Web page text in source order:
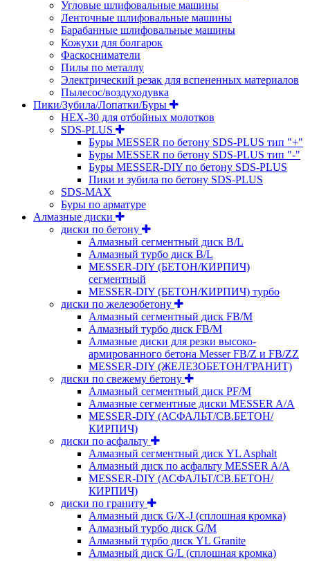
Угловые шлифовальные машины
Ленточные шлифовальные машины
Барабанные шлифовальные машины
Кожухи для болгарок
Фаскосниматели
Пилы по металлу
Электрический резак для вспененных материалов
Пылесос/воздуходувка
Пики/Зубила/Лопатки/Буры
HEX-30 для отбойных молотков
SDS-PLUS
Буры MESSER по бетону SDS-PLUS тип "+"
Буры MESSER по бетону SDS-PLUS тип "-"
Буры MESSER-DIY по бетону SDS-PLUS
Пики и зубила по бетону SDS-PLUS
SDS-MAX
Буры по арматуре
Алмазные диски
диски по бетону
Алмазный сегментный диск B/L
Алмазный турбо диск B/L
MESSER-DIY (БЕТОН/КИРПИЧ)
сегментный
MESSER-DIY (БЕТОН/КИРПИЧ) турбо
диски по железобетону
Алмазный сегментный диск FB/M
Алмазный турбо диск FB/M
Алмазные диски для резки высоко-
армированного бетона Messer FB/Z и FB/ZZ
MESSER-DIY (ЖЕЛЕЗОБЕТОН/ГРАНИТ)
диски по свежему бетону
Алмазный сегментный диск PF/M
Алмазные сегментные диски MESSER A/A
MESSER-DIY (АСФАЛЬТ/СВ.БЕТОН/
КИРПИЧ)
диски по асфальту
Алмазный сегментный диск YL Asphalt
Алмазный диск по асфальту MESSER A/A
MESSER-DIY (АСФАЛЬТ/СВ.БЕТОН/
КИРПИЧ)
диски по граниту
Алмазный диск G/X-J (сплошная кромка)
Алмазный турбо диск G/M
Алмазный турбо диск YL Granite
Алмазный диск G/L (сплошная кромка)